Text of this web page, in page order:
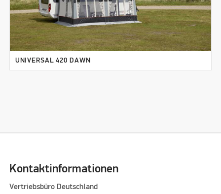
UNIVERSAL 420 DAWN
Kontaktinformationen
Vertriebsbüro Deutschland